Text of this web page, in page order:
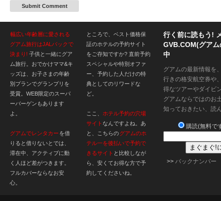
幅広い年齢層に愛される
グアム旅行はJALパックで
決まり! 子供と一緒にグア
ム旅行。おでかけママ&キ
ッズは、お子さまの年齢
別プランでグランプリを
受賞。WEB限定のスーパ
ーバーゲンもあります
よ。
グアムでレンタカー を借
りると借りないとでは、
滞在中、アクティブに動
く人ほど差がつきます。
フルカバーならなお安
心。
ところで、ベスト価格保
証のホテルの予約サイト
をご存知ですか? 直前予約
スペシャルや特別オファ
ー、予約した人だけの特
典としてのリワードな
ど。
ここ、 ホテル予約の穴場
サイトなんですよね。あ
と、こちらのグアムのホ
テル一を後払いで予約で
きるサイト と比較しなが
ら、安くてお得な方で予
約してくださいね。
行く前に読もう!
GVB.COM(グア
中
グアムの最新情報を
行きの格安航空券や
得なツアーやダイビ
グアムならではのお
知っておきたい、読
購読(無料で
>> バックナンバー